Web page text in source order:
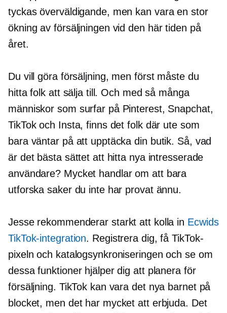
tyckas överväldigande, men kan vara en stor
ökning av försäljningen vid den här tiden på
året.
Du vill göra försäljning, men först måste du
hitta folk att sälja till. Och med så många
människor som surfar på Pinterest, Snapchat,
TikTok och Insta, finns det folk där ute som
bara väntar på att upptäcka din butik. Så, vad
är det bästa sättet att hitta nya intresserade
användare? Mycket handlar om att bara
utforska saker du inte har provat ännu.
Jesse rekommenderar starkt att kolla in Ecwids
TikTok-integration. Registrera dig, få TikTok-
pixeln och katalogsynkroniseringen och se om
dessa funktioner hjälper dig att planera för
försäljning. TikTok kan vara det nya barnet på
blocket, men det har mycket att erbjuda. Det